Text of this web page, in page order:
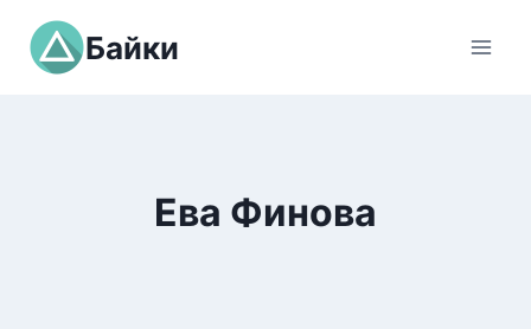
Перейти
содержимому
Байки
Ева Финова